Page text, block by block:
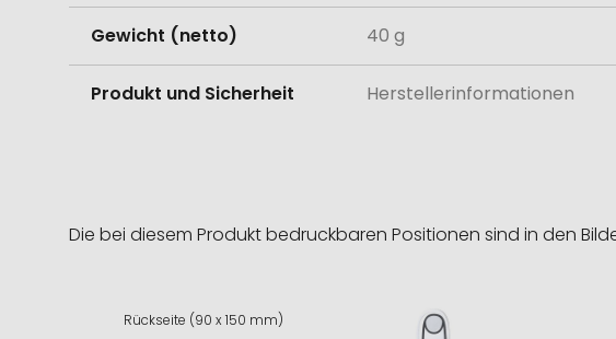
Gewicht (netto) 40 g
Produkt und Sicherheit Herstellerinformationen
Die bei diesem Produkt bedruckbaren Positionen sind in den
Rückseite (90 x 150 mm)